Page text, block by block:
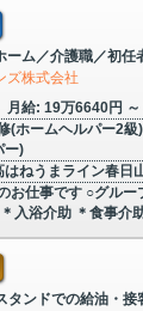
ーム／介護職／初任
ズ株式会社
月給: 19万6640円
(ホームヘルパー2級
ー)
ねうまライン春日
お仕事です ○グル
入浴介助 ＊食事介
タンドでの給油・接